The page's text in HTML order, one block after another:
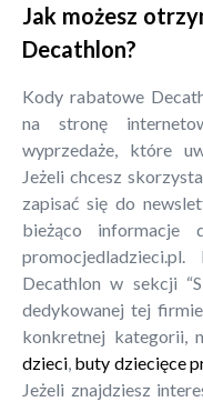
Jak możesz
Decathlon?
Kody rabatowe
na stronę
wyprzedaże, które
Jeżeli chcesz
zapisać się do
bieżąco informacje
Decathlon w sekcji
dedykowanej tej
konkretnej kategorii,
dzieci, buty dziecięce
Jeżeli znajdziesz